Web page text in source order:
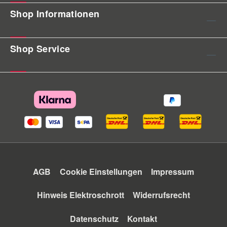
Shop Informationen
Shop Service
AGB Cookie Einstellungen Impressum
Hinweis Elektroschrott Widerrufsrecht
Datenschutz Kontakt